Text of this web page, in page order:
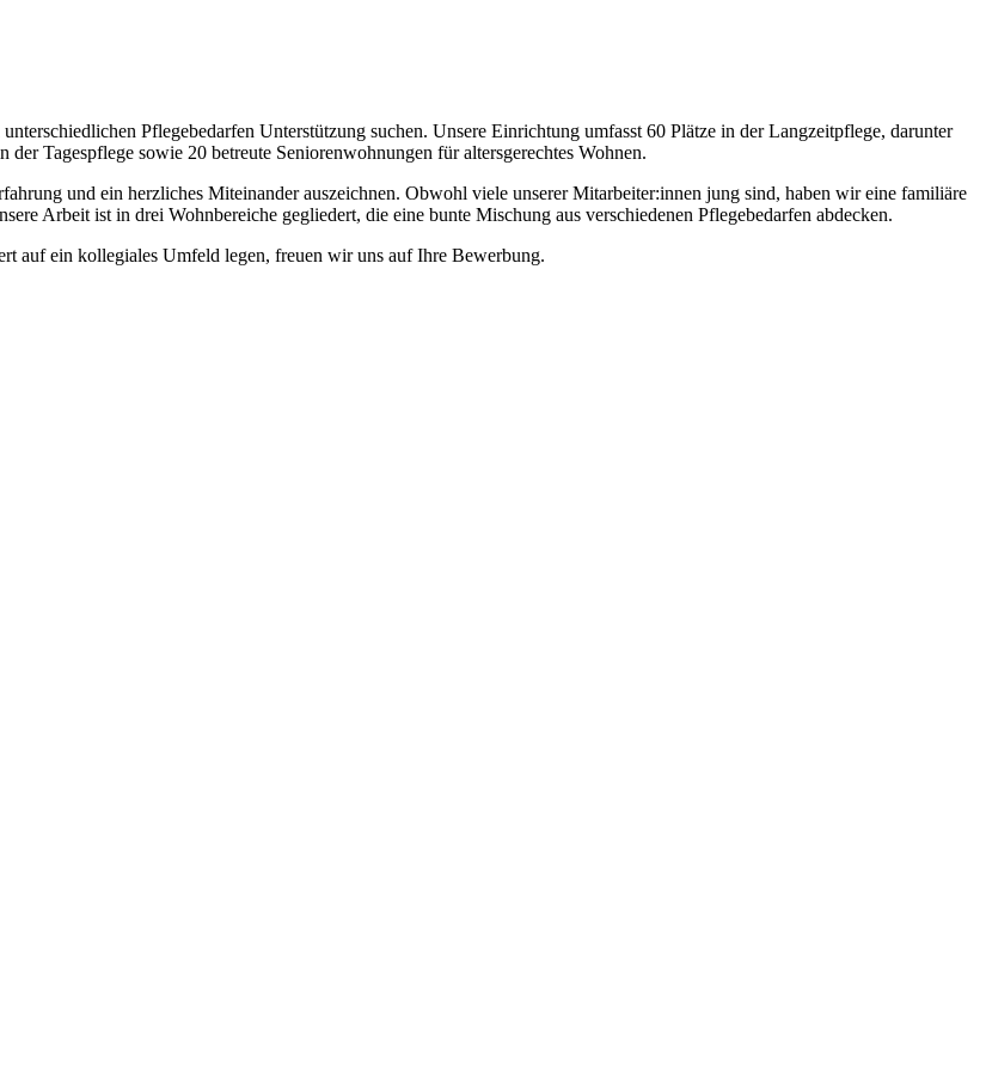
Pflegebedarfen Unterstützung suchen. Unsere Einrichtung umfasst 60 Plätze in der Langzeitpflege, darunter
Tagespflege sowie 20 betreute Seniorenwohnungen für altersgerechtes Wohnen.
und ein herzliches Miteinander auszeichnen. Obwohl viele unserer Mitarbeiter:innen jung sind, haben wir eine familiäre
Arbeit ist in drei Wohnbereiche gegliedert, die eine bunte Mischung aus verschiedenen Pflegebedarfen abdecken.
auf ein kollegiales Umfeld legen, freuen wir uns auf Ihre Bewerbung.